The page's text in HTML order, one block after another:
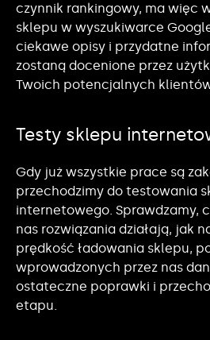
czynnik rankingowy, ma więc
sklepu w wyszukiwarce
ciekawe opisy i przydatne
zostaną docenione przez
Twoich potencjalnych
Testy sklepu
Gdy już wszystkie prace są
przechodzimy do testowania
internetowego. Sprawdzamy,
nas rozwiązania działają, jak
prędkość ładowania sklepu,
wprowadzonych przez nas
ostateczne poprawki i
etapu.